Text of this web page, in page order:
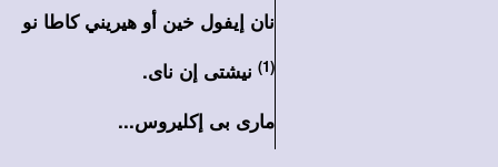
نان إيفول خين أو هيريني كاطا نو
(1)
نيشتى إن ناى.
مارى بى إكليروس...